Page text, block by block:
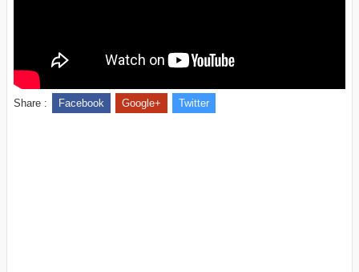
Share : Facebook Google+ Twitter